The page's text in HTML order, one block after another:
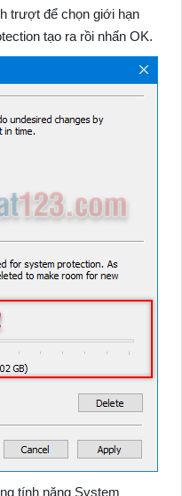
trượt để chọn giới hạn
tạo ra rồi nhấn OK.
tính năng System